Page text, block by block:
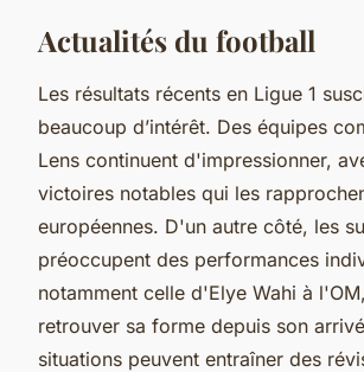
Actualités du football
Les résultats récents en Ligue 1
beaucoup d’intérêt. Des équipes
Lens continuent d'impressionner,
victoires notables qui les
européennes. D'un autre côté, les
préoccupent des performances
notamment celle d'Elye Wahi à
retrouver sa forme depuis son
situations peuvent entraîner des